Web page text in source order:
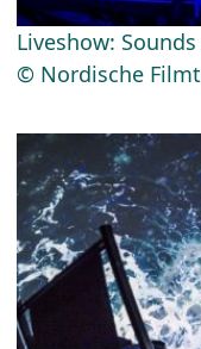
Liveshow:
© Nordische